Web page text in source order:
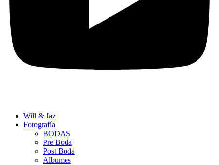
Will & Jaz
Fotografía
BODAS
Pre Boda
Post Boda
Albumes